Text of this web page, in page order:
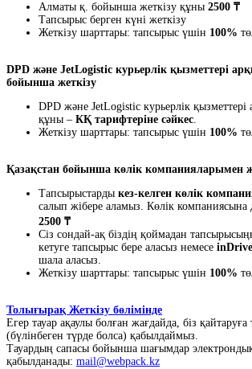
Алматы қ. бойынша жеткізу құны 2500 ₸
Тапсырыс берген күні жеткізу
Жеткізу шарттары: тапсырыс үшін 100%
DPD және JetLogistic курьерлік қызметтері
бойынша жеткізу
DPD және JetLogistic курьерлік қызметтері
құны – КҚ тарифтеріне сәйкес.
Жеткізу шарттары: тапсырыс үшін 100%
Қазақстан бойынша көлік компанияларымен
Тапсырыстарды кез-келген көлік
салып жібере аламыз. Көлік компаниясына
2500 ₸
Сіз сондай-ақ біздің қоймадан
кетуге тапсырыс бере аласыз немесе inDrive
шала аласыз.
Жеткізу шарттары: тапсырыс үшін 100%
Толығырақ Жеткізу бөлімінде
Егер тауар ақаулы болған жағдайда, біз қайтаруға
(бүлінбеген түрде болса) қабылдаймыз.
Тауардың сапасы бойынша шағымдар
қабылданады: mail@webpack.kz